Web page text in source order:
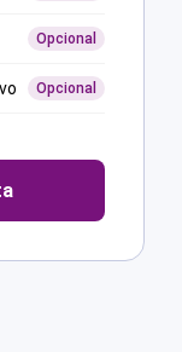
Opcional
Opcional